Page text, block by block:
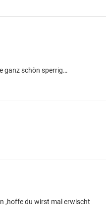
ganz schön sperrig…
,hoffe du wirst mal erwischt